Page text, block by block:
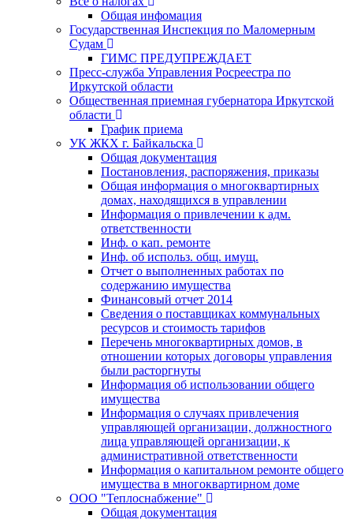
Общая инфомация
Государственная Инспекция по Маломерным
Судам
ГИМС ПРЕДУПРЕЖДАЕТ
Пресс-служба Управления Росреестра по
Иркутской области
Общественная приемная губернатора Иркутской
области
График приема
УК ЖКХ г. Байкальска
Общая документация
Постановления, распоряжения, приказы
Общая информация о многоквартирных
домах, находящихся в управлении
Информация о привлечении к адм.
ответственности
Инф. о кап. ремонте
Инф. об использ. общ. имущ.
Отчет о выполненных работах по
содержанию имущества
Финансовый отчет 2014
Сведения о поставщиках коммунальных
ресурсов и стоимость тарифов
Перечень многоквартирных домов, в
отношении которых договоры управления
были расторгнуты
Информация об использовании общего
имущества
Информация о случаях привлечения
управляющей организации, должностного
лица управляющей организации, к
административной ответственности
Информация о капитальном ремонте общего
имущества в многоквартирном доме
ООО "Теплоснабжение"
Общая документация